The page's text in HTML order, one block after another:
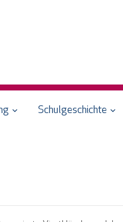
Schulgeschichte